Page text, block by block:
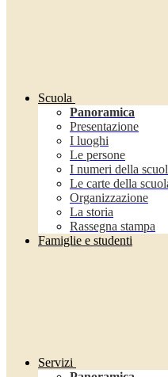
Scuola
Panoramica
Presentazione
I luoghi
Le persone
I numeri della
Le carte della
Organizzazione
La storia
Rassegna stampa
Famiglie e studenti
Servizi